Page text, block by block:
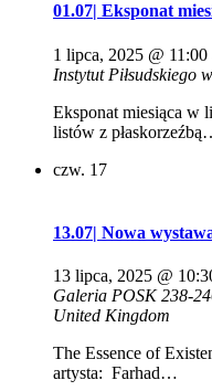
01.07| Eksponat
1 lipca, 2025 @ 11:00
Instytut Piłsudskiego
Eksponat miesiąca w
listów z
czw. 17
13.07| Nowa
13 lipca, 2025 @
Galeria POSK238-
United Kingdom
The Essence of
artysta: Farhad…